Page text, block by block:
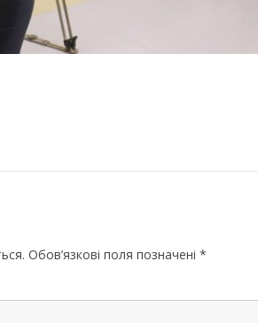
Обов’язкові поля позначені *